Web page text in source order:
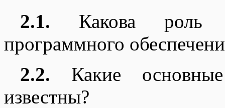
2.1. Какова роль
программного
2.2. Какие
известны?